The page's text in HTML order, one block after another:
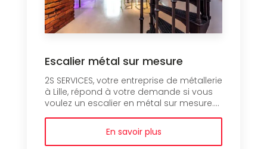
Escalier métal sur mesure
2S SERVICES, votre entreprise de métallerie
à Lille, répond à votre demande si vous
voulez un escalier en métal sur mesure....
En savoir plus